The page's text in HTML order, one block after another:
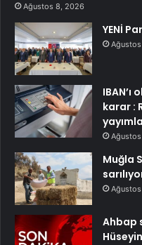
Ağustos 8, 2026
YENİ
karar :
Muğla
Ahbap